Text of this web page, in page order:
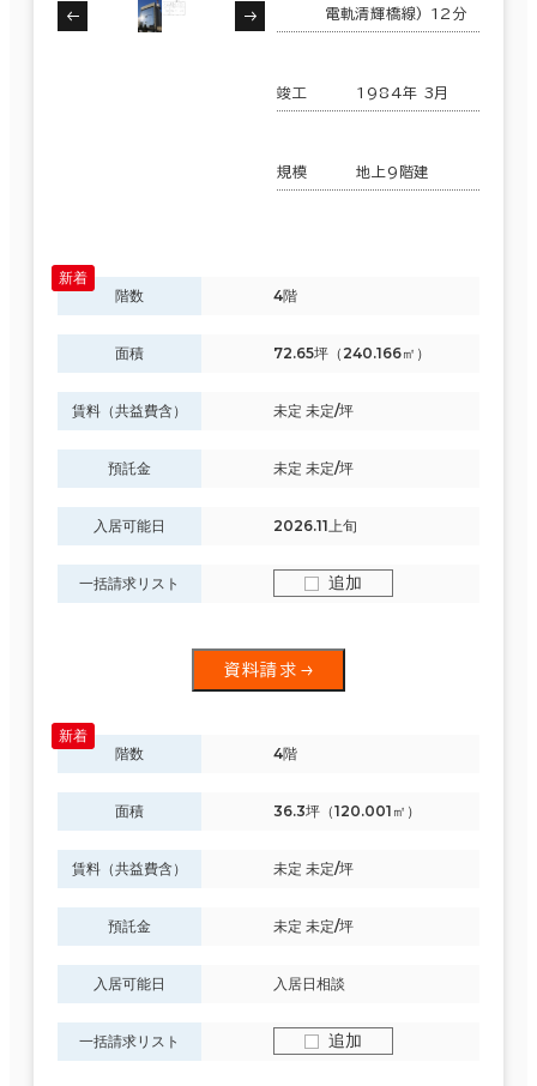
電軌清輝橋線) 12分
竣工 1984年 3月
規模 地上9階建
階数 4階
面積 72.65坪（240.166㎡）
賃料（共益費含） 未定 未定/坪
預託金 未定 未定/坪
入居可能日 2026.11上旬
一括請求リスト 追加
資料請求
階数 4階
面積 36.3坪（120.001㎡）
賃料（共益費含） 未定 未定/坪
預託金 未定 未定/坪
入居可能日 入居日相談
一括請求リスト 追加